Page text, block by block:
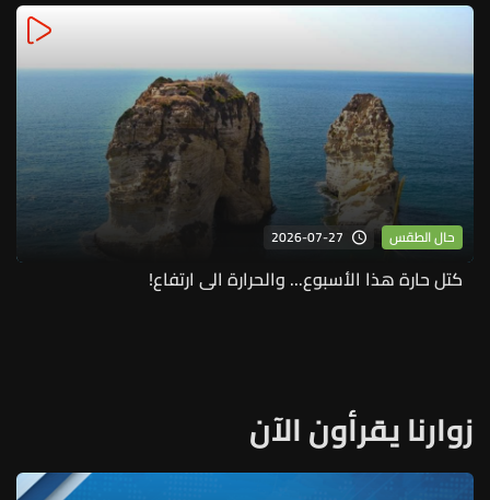
حال الطقس 2026-07-27
كتل حارة هذا الأسبوع... والحرارة الى ارتفاع!
زوارنا يقرأون الآن